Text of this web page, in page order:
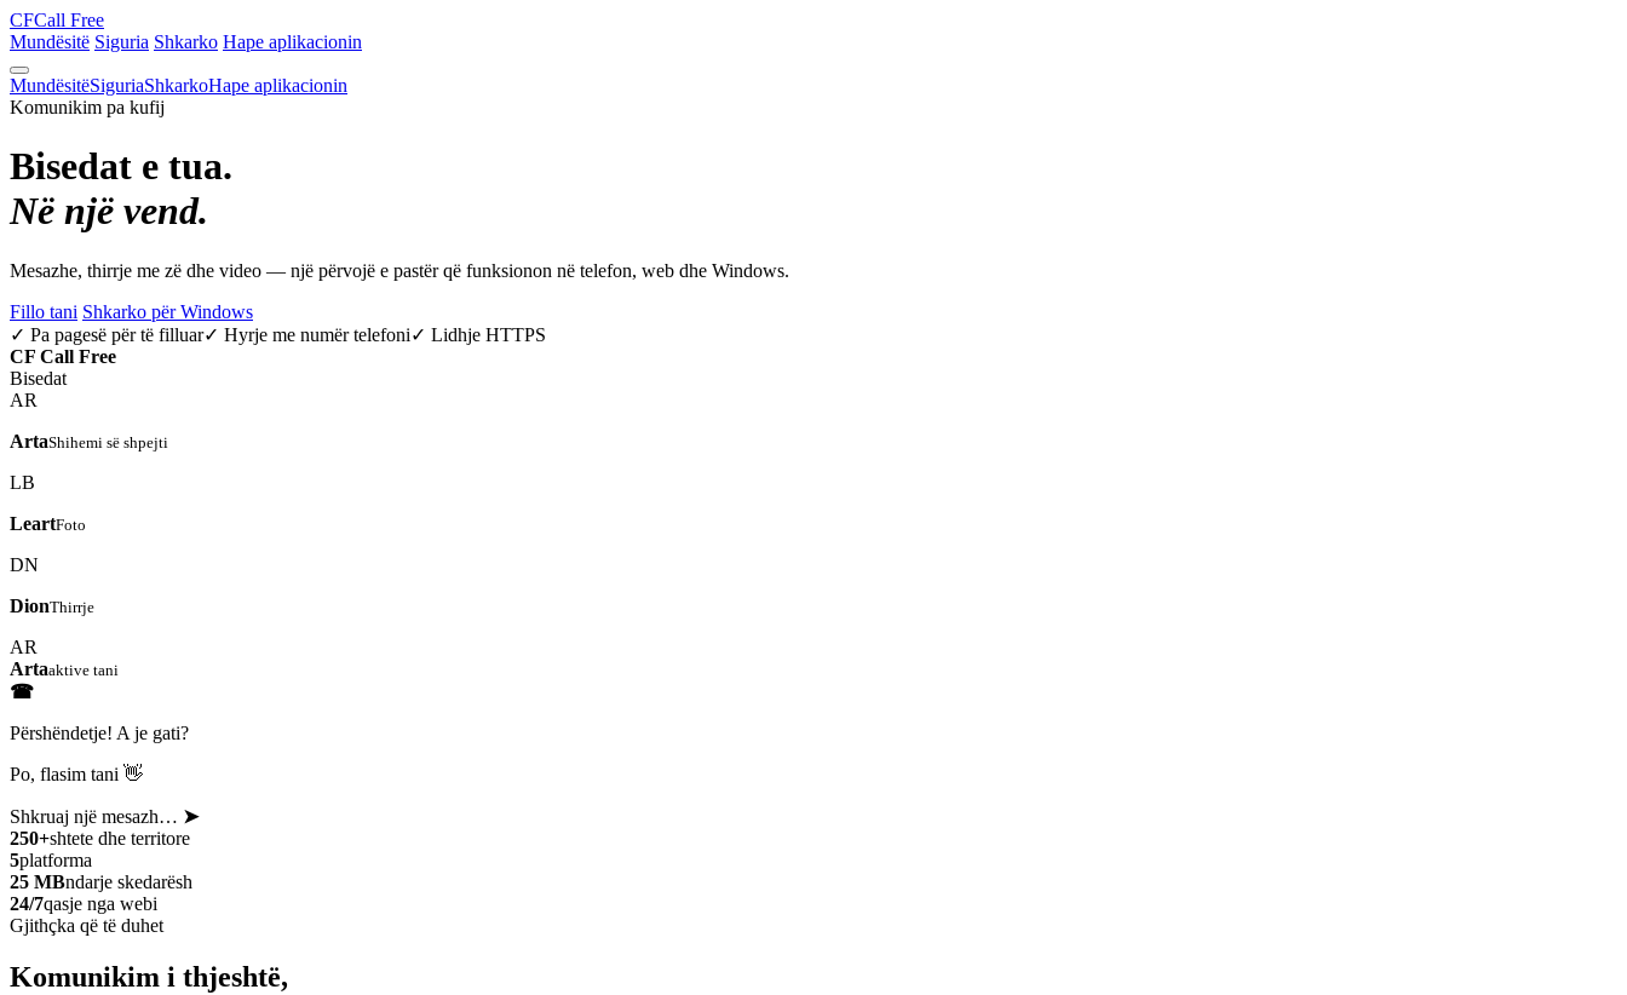
CFCall Free
Mundësitë Siguria Shkarko Hape aplikacionin
MundësitëSiguriaShkarkoHape aplikacionin
Komunikim pa kufij
Bisedat e tua.
Në një vend.
Mesazhe, thirrje me zë dhe video — një përvojë e pastër që funksionon në telefon, web dhe Windows.
Fillo tani Shkarko për Windows
✓ Pa pagesë për të filluar✓ Hyrje me numër telefoni✓ Lidhje HTTPS
CF Call Free
Bisedat
AR
ArtaShihemi së shpejti
LB
LeartFoto
DN
DionThirrje
AR
Artaaktive tani
☎
Përshëndetje! A je gati?
Po, flasim tani 👋
Shkruaj një mesazh… ➤
250+shtete dhe territore
5platforma
25 MBndarje skedarësh
24/7qasje nga webi
Gjithçka që të duhet
Komunikim i thjeshtë,